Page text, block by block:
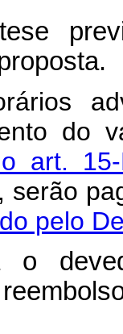
do
art.
serão
pelo